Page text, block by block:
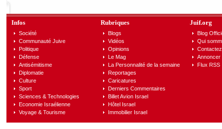
Infos
Société
Communauté Juive
Politique
Défense
Antisémitisme
Diplomatie
Culture
Sport
Sciences & Technologies
Economie Israélienne
Voyage & Tourisme
Rubriques
Blogs
Vidéos
Opinions
Le Mag
La Personnalité de la semaine
Reportages
Caricatures
Derniers Commentaires
Billet Avion Israel
Hôtel Israel
Immobilier Israel
Juif.org
Blog
Qui
Annoncer
Flux RSS